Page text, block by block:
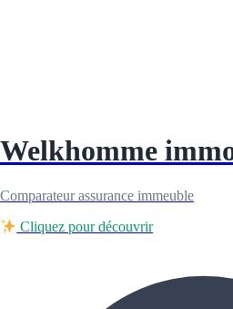
Welkhomme
Comparateur assurance immeuble
Cliquez pour découvrir